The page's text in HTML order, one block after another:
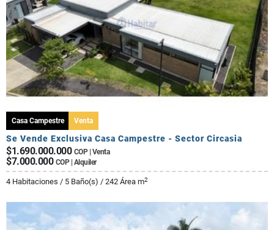
Casa Campestre Venta
Se Vende Exclusiva Casa Campestre - Sector Circasia
$1.690.000.000 COP | Venta
$7.000.000 COP | Alquiler
4 Habitaciones / 5 Baño(s) / 242 Área m2